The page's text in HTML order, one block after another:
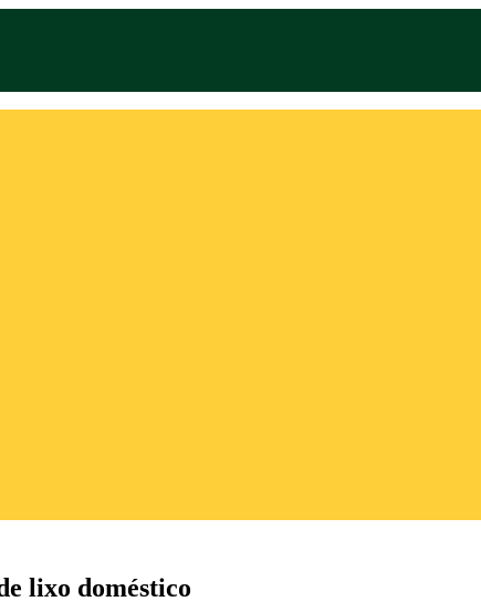
lixo doméstico